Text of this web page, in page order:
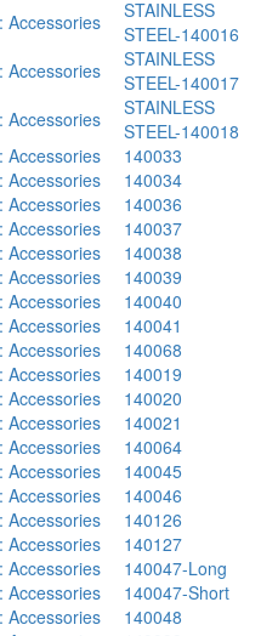
Accessories
STAINLESS
STEEL-140016
Accessories
STAINLESS
STEEL-140017
Accessories
STAINLESS
STEEL-140018
Accessories
140033
Accessories
140034
Accessories
140036
Accessories
140037
Accessories
140038
Accessories
140039
Accessories
140040
Accessories
140041
Accessories
140068
Accessories
140019
Accessories
140020
Accessories
140021
Accessories
140064
Accessories
140045
Accessories
140046
Accessories
140126
Accessories
140127
Accessories
140047-Long
Accessories
140047-Short
Accessories
140048